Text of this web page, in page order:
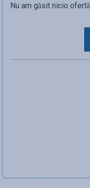
Nu am găsit nicio ofertă.